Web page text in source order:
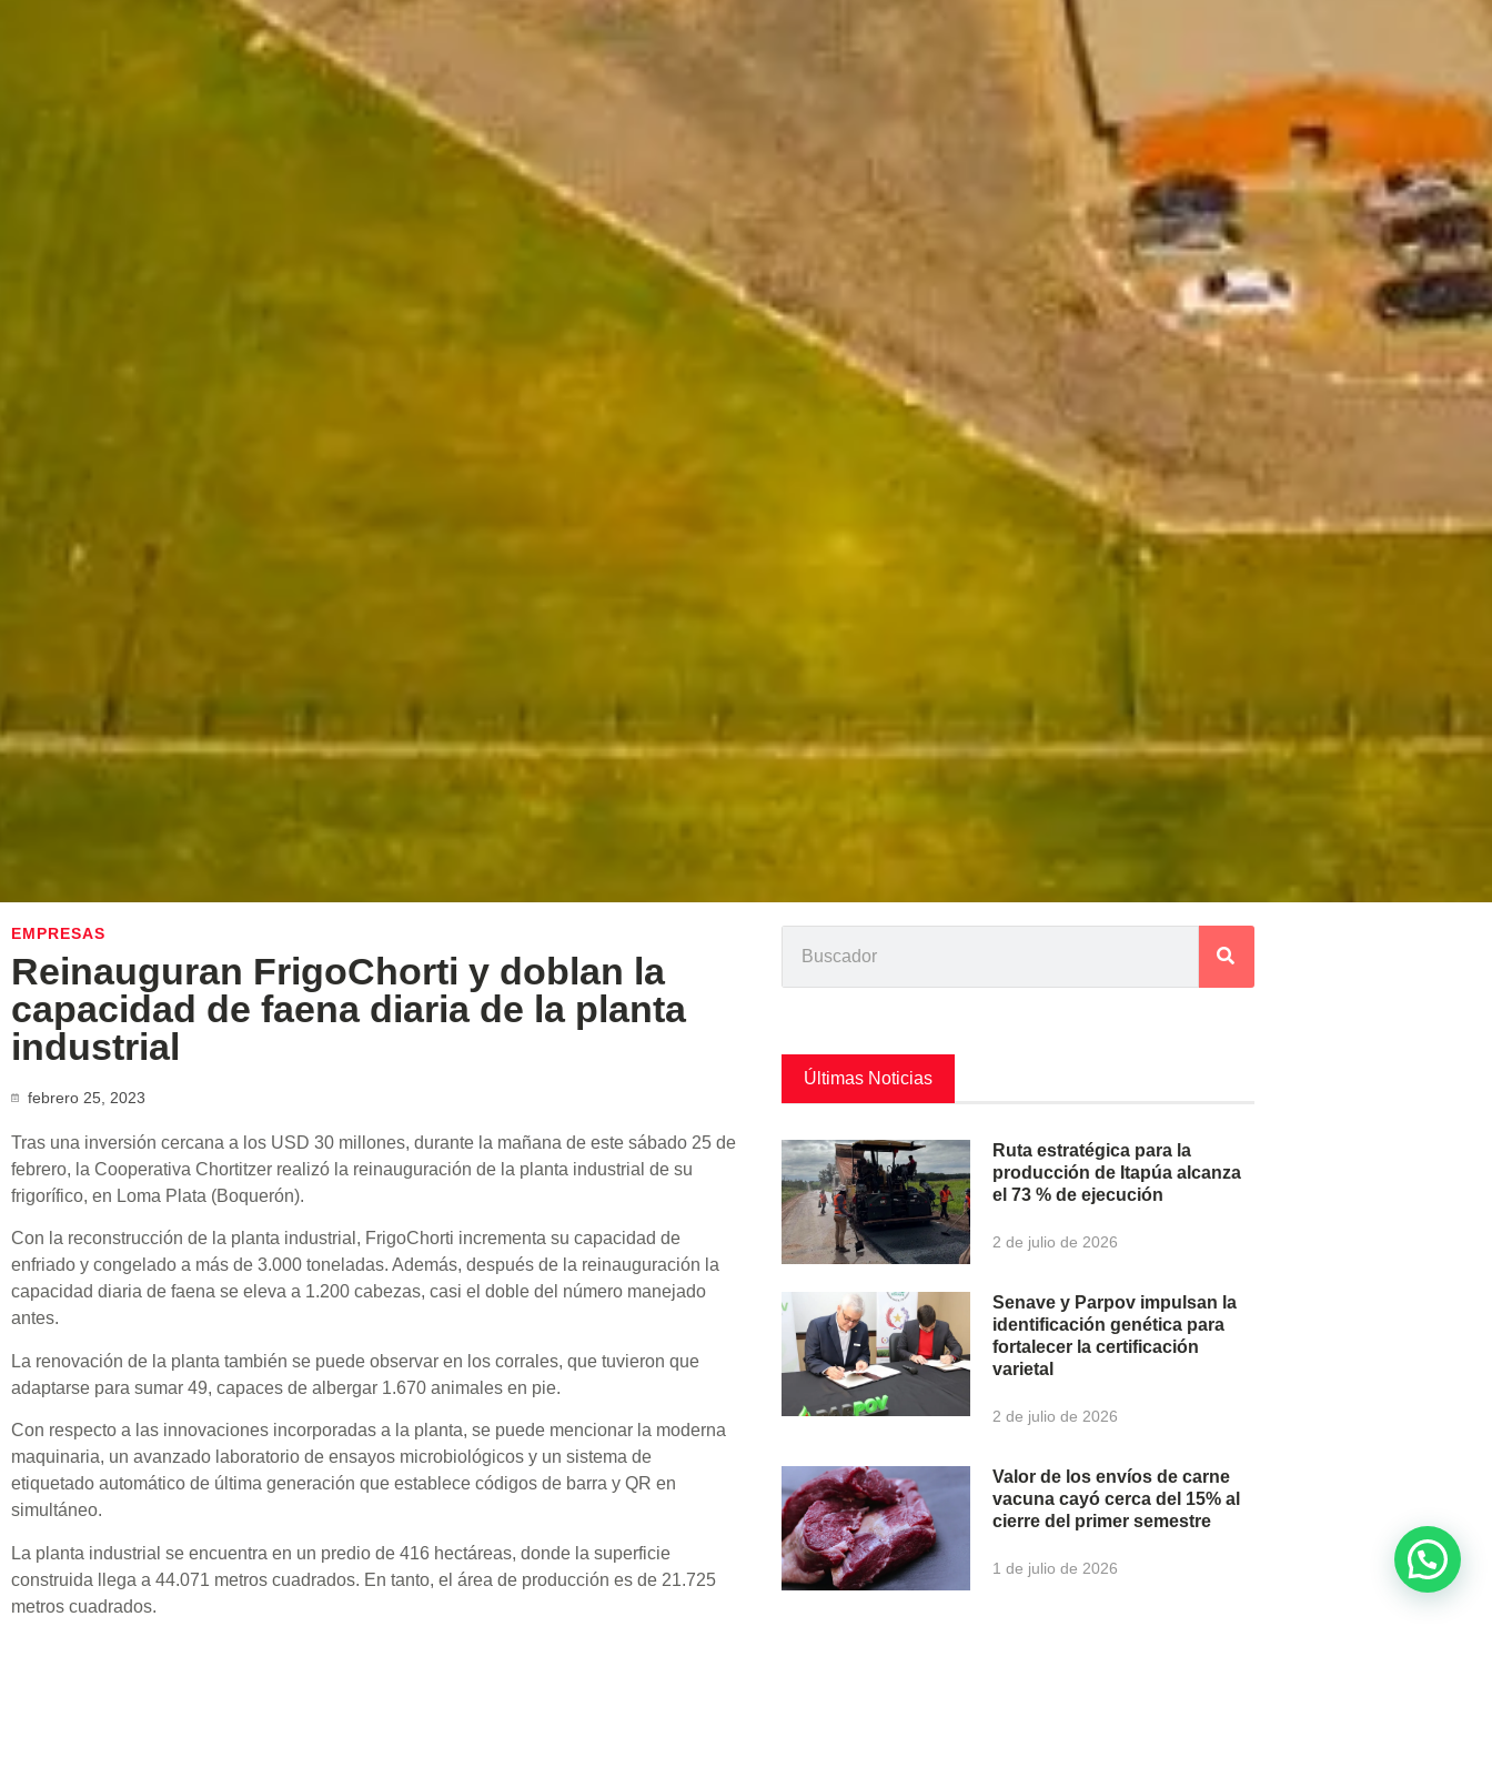
EMPRESAS
Reinauguran FrigoChorti y doblan la
capacidad de faena diaria de la planta
industrial
febrero 25, 2023
Tras una inversión cercana a los USD 30 millones, durante la mañana de este sábado 25 de
febrero, la Cooperativa Chortitzer realizó la reinauguración de la planta industrial de su
frigorífico, en Loma Plata (Boquerón).
Con la reconstrucción de la planta industrial, FrigoChorti incrementa su capacidad de
enfriado y congelado a más de 3.000 toneladas. Además, después de la reinauguración la
capacidad diaria de faena se eleva a 1.200 cabezas, casi el doble del número manejado
antes.
La renovación de la planta también se puede observar en los corrales, que tuvieron que
adaptarse para sumar 49, capaces de albergar 1.670 animales en pie.
Con respecto a las innovaciones incorporadas a la planta, se puede mencionar la moderna
maquinaria, un avanzado laboratorio de ensayos microbiológicos y un sistema de
etiquetado automático de última generación que establece códigos de barra y QR en
simultáneo.
La planta industrial se encuentra en un predio de 416 hectáreas, donde la superficie
construida llega a 44.071 metros cuadrados. En tanto, el área de producción es de 21.725
metros cuadrados.
Últimas Noticias
Ruta estratégica para la
producción de Itapúa alcanza
el 73 % de ejecución
2 de julio de 2026
Senave y Parpov impulsan la
identificación genética para
fortalecer la certificación
varietal
2 de julio de 2026
Valor de los envíos de carne
vacuna cayó cerca del 15% al
cierre del primer semestre
1 de julio de 2026